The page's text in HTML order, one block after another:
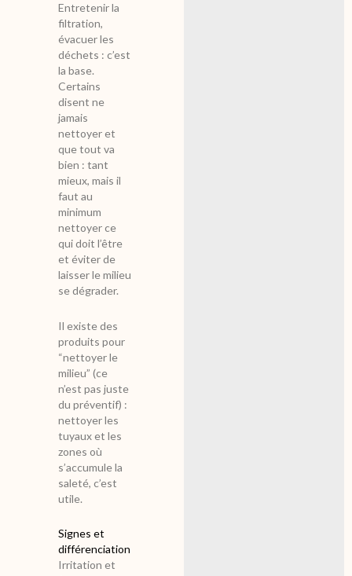
Entretenir la
filtration,
évacuer les
déchets : c’est
la base.
Certains
disent ne
jamais
nettoyer et
que tout va
bien : tant
mieux, mais il
faut au
minimum
nettoyer ce
qui doit l’être
et éviter de
laisser le milieu
se dégrader.
Il existe des
produits pour
“nettoyer le
milieu” (ce
n’est pas juste
du préventif) :
nettoyer les
tuyaux et les
zones où
s’accumule la
saleté, c’est
utile.
Signes et
différenciation
Irritation et